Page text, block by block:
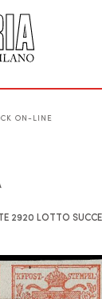
ON-LINE
2920 LOTTO